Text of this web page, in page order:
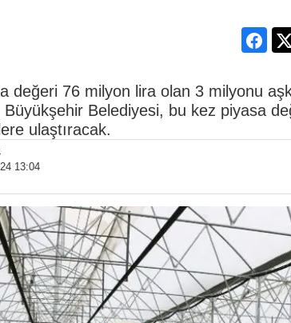
değeri 76 milyon lira olan 3 milyonu
Belediyesi, bu kez piyasa
ulaştıracak.
13:04